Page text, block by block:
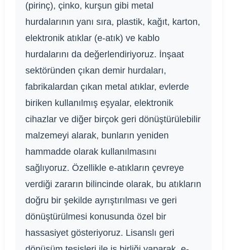
(pirinç), çinko, kurşun gibi metal
hurdalarının yanı sıra, plastik, kağıt, karton,
elektronik atıklar (e-atık) ve kablo
hurdalarını da değerlendiriyoruz. İnşaat
sektöründen çıkan demir hurdaları,
fabrikalardan çıkan metal atıklar, evlerde
biriken kullanılmış eşyalar, elektronik
cihazlar ve diğer birçok geri dönüştürülebilir
malzemeyi alarak, bunların yeniden
hammadde olarak kullanılmasını
sağlıyoruz. Özellikle e-atıkların çevreye
verdiği zararın bilincinde olarak, bu atıkların
doğru bir şekilde ayrıştırılması ve geri
dönüştürülmesi konusunda özel bir
hassasiyet gösteriyoruz. Lisanslı geri